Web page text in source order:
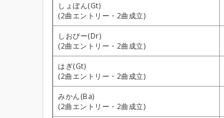
しょぼん(Gt)
(2曲エントリー・2曲成立)
しおぴー(Dr)
(2曲エントリー・2曲成立)
はぎ(Gt)
(2曲エントリー・2曲成立)
みかん(Ba)
(2曲エントリー・2曲成立)